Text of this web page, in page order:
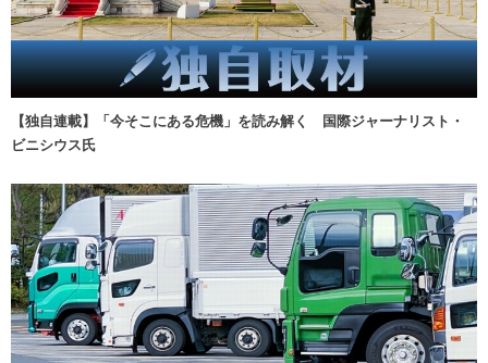
【独自連載】「今そこにある危機」を読み解く 国際ジャーナリスト・
ビニシウス氏